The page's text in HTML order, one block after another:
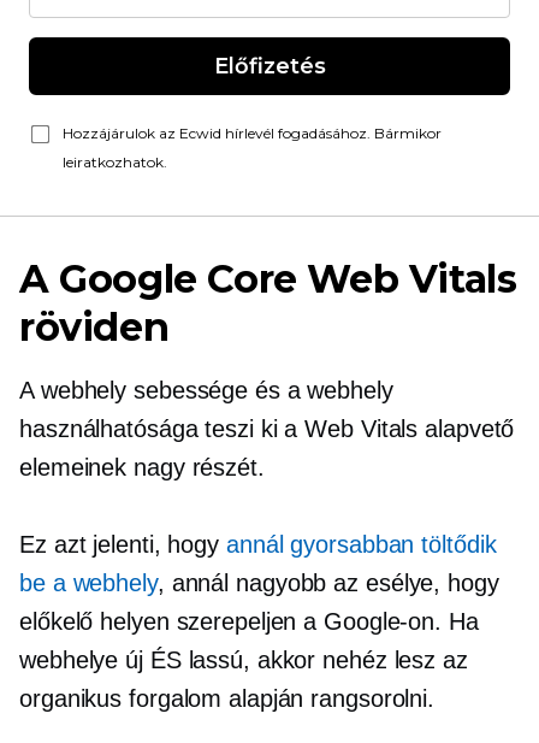
Előfizetés
Hozzájárulok az Ecwid hírlevél fogadásához. Bármikor
leiratkozhatok.
A Google Core Web Vitals
röviden
A webhely sebessége és a webhely
használhatósága teszi ki a Web Vitals alapvető
elemeinek nagy részét.
Ez azt jelenti, hogy annál gyorsabban töltődik
be a webhely, annál nagyobb az esélye, hogy
előkelő helyen szerepeljen a Google-on. Ha
webhelye új ÉS lassú, akkor nehéz lesz az
organikus forgalom alapján rangsorolni.